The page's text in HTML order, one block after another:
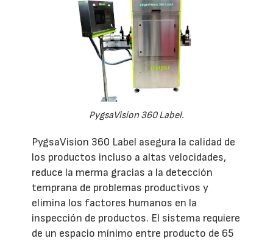
PygsaVision 360 Label.
PygsaVision 360 Label asegura la calidad de
los productos incluso a altas velocidades,
reduce la merma gracias a la detección
temprana de problemas productivos y
elimina los factores humanos en la
inspección de productos. El sistema requiere
de un espacio mínimo entre producto de 65